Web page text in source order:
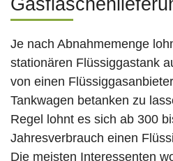
Je nach Abnahmemenge
stationären Flüssiggastank
von einen
Tankwagen betanken zu
Regel lohnt es sich ab 300
Jahresverbrauch einen
Die meisten Interessenten